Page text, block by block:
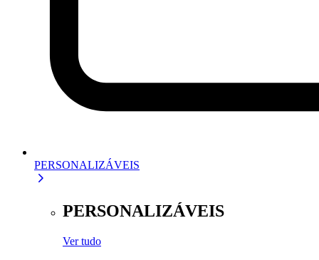
PERSONALIZÁVEIS
PERSONALIZÁVEIS
Ver tudo